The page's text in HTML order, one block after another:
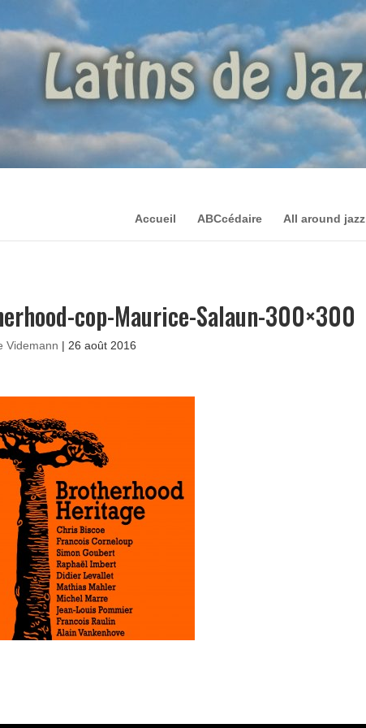
Accueil ABCcédaire All around jazz
cop-Maurice-Salaun-300×300
Videmann | 26 août 2016